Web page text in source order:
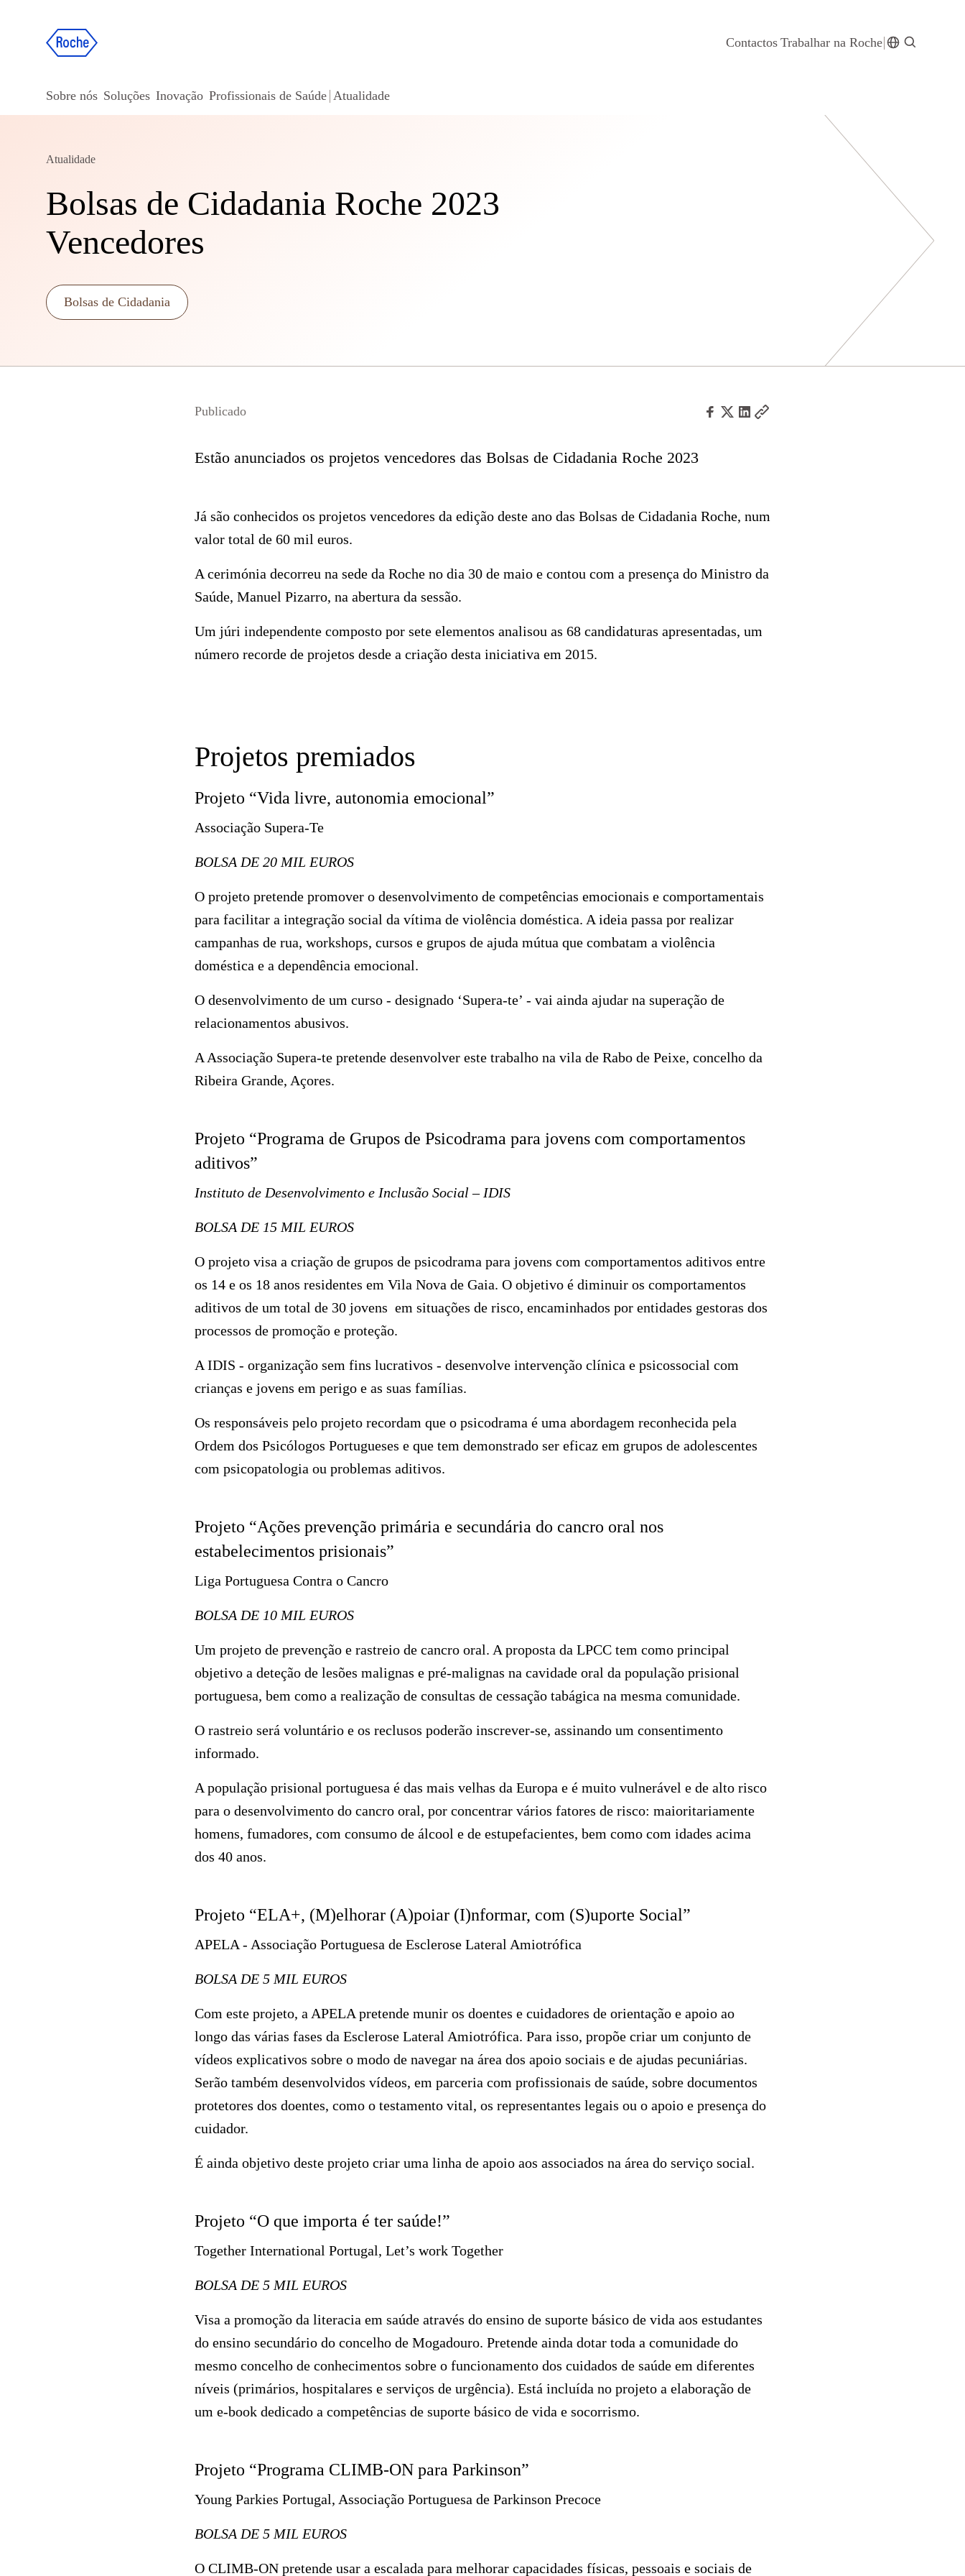
Contactos Trabalhar na Roche
Sobre nós Soluções Inovação Profissionais de Saúde Atualidade
Atualidade
Bolsas de Cidadania Roche 2023
Vencedores
Bolsas de Cidadania
Publicado
Estão anunciados os projetos vencedores das Bolsas de Cidadania Roche 2023
Já são conhecidos os projetos vencedores da edição deste ano das Bolsas de Cidadania Roche, num
valor total de 60 mil euros.
A cerimónia decorreu na sede da Roche no dia 30 de maio e contou com a presença do Ministro da
Saúde, Manuel Pizarro, na abertura da sessão.
Um júri independente composto por sete elementos analisou as 68 candidaturas apresentadas, um
número recorde de projetos desde a criação desta iniciativa em 2015.
Projetos premiados
Projeto “Vida livre, autonomia emocional”
Associação Supera-Te
BOLSA DE 20 MIL EUROS
O projeto pretende promover o desenvolvimento de competências emocionais e comportamentais
para facilitar a integração social da vítima de violência doméstica. A ideia passa por realizar
campanhas de rua, workshops, cursos e grupos de ajuda mútua que combatam a violência
doméstica e a dependência emocional.
O desenvolvimento de um curso - designado ‘Supera-te’ - vai ainda ajudar na superação de
relacionamentos abusivos.
A Associação Supera-te pretende desenvolver este trabalho na vila de Rabo de Peixe, concelho da
Ribeira Grande, Açores.
Projeto “Programa de Grupos de Psicodrama para jovens com comportamentos
aditivos”
Instituto de Desenvolvimento e Inclusão Social – IDIS
BOLSA DE 15 MIL EUROS
O projeto visa a criação de grupos de psicodrama para jovens com comportamentos aditivos entre
os 14 e os 18 anos residentes em Vila Nova de Gaia. O objetivo é diminuir os comportamentos
aditivos de um total de 30 jovens em situações de risco, encaminhados por entidades gestoras dos
processos de promoção e proteção.
A IDIS - organização sem fins lucrativos - desenvolve intervenção clínica e psicossocial com
crianças e jovens em perigo e as suas famílias.
Os responsáveis pelo projeto recordam que o psicodrama é uma abordagem reconhecida pela
Ordem dos Psicólogos Portugueses e que tem demonstrado ser eficaz em grupos de adolescentes
com psicopatologia ou problemas aditivos.
Projeto “Ações prevenção primária e secundária do cancro oral nos
estabelecimentos prisionais”
Liga Portuguesa Contra o Cancro
BOLSA DE 10 MIL EUROS
Um projeto de prevenção e rastreio de cancro oral. A proposta da LPCC tem como principal
objetivo a deteção de lesões malignas e pré-malignas na cavidade oral da população prisional
portuguesa, bem como a realização de consultas de cessação tabágica na mesma comunidade.
O rastreio será voluntário e os reclusos poderão inscrever-se, assinando um consentimento
informado.
A população prisional portuguesa é das mais velhas da Europa e é muito vulnerável e de alto risco
para o desenvolvimento do cancro oral, por concentrar vários fatores de risco: maioritariamente
homens, fumadores, com consumo de álcool e de estupefacientes, bem como com idades acima
dos 40 anos.
Projeto “ELA+, (M)elhorar (A)poiar (I)nformar, com (S)uporte Social”
APELA - Associação Portuguesa de Esclerose Lateral Amiotrófica
BOLSA DE 5 MIL EUROS
Com este projeto, a APELA pretende munir os doentes e cuidadores de orientação e apoio ao
longo das várias fases da Esclerose Lateral Amiotrófica. Para isso, propõe criar um conjunto de
vídeos explicativos sobre o modo de navegar na área dos apoio sociais e de ajudas pecuniárias.
Serão também desenvolvidos vídeos, em parceria com profissionais de saúde, sobre documentos
protetores dos doentes, como o testamento vital, os representantes legais ou o apoio e presença do
cuidador.
É ainda objetivo deste projeto criar uma linha de apoio aos associados na área do serviço social.
Projeto “O que importa é ter saúde!”
Together International Portugal, Let’s work Together
BOLSA DE 5 MIL EUROS
Visa a promoção da literacia em saúde através do ensino de suporte básico de vida aos estudantes
do ensino secundário do concelho de Mogadouro. Pretende ainda dotar toda a comunidade do
mesmo concelho de conhecimentos sobre o funcionamento dos cuidados de saúde em diferentes
níveis (primários, hospitalares e serviços de urgência). Está incluída no projeto a elaboração de
um e-book dedicado a competências de suporte básico de vida e socorrismo.
Projeto “Programa CLIMB-ON para Parkinson”
Young Parkies Portugal, Associação Portuguesa de Parkinson Precoce
BOLSA DE 5 MIL EUROS
O CLIMB-ON pretende usar a escalada para melhorar capacidades físicas, pessoais e sociais de